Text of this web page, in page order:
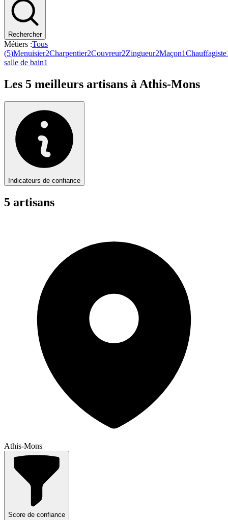
Rechercher
Métiers :Tous
(5)Menuisier2Charpentier2Couvreur2Zingueur2Maçon1Chauffagiste
salle de bain1
Les 5 meilleurs artisans à Athis-Mons
Indicateurs de confiance
5 artisans
Athis-Mons
Score de confiance